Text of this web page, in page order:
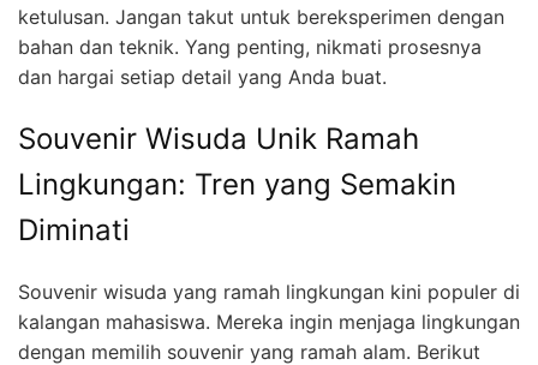
ketulusan. Jangan takut untuk bereksperimen dengan
bahan dan teknik. Yang penting, nikmati prosesnya
dan hargai setiap detail yang Anda buat.
Souvenir Wisuda Unik Ramah
Lingkungan: Tren yang Semakin
Diminati
Souvenir wisuda yang ramah lingkungan kini populer di
kalangan mahasiswa. Mereka ingin menjaga lingkungan
dengan memilih souvenir yang ramah alam. Berikut